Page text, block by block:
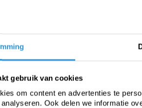
gebruik van cookies
om content en advertenties te
Ook delen we informatie